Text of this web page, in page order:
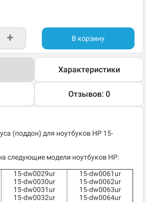
+ В корзину
Характеристики
Отзывов: 0
(поддон) для ноутбуков HP 15-
следующие модели ноутбуков HP:
15-dw0029ur
15-dw0030ur
15-dw0031ur
15-dw0032ur
15-dw0061ur
15-dw0062ur
15-dw0063ur
15-dw0064ur